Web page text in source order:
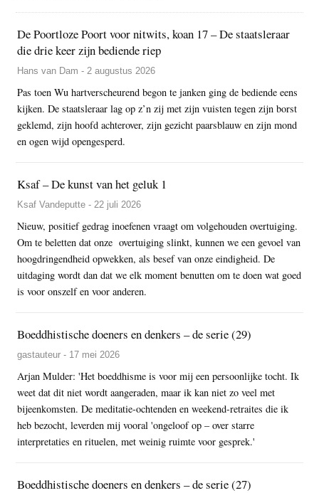
De Poortloze Poort voor nitwits, koan 17 – De staatsleraar
die drie keer zijn bediende riep
Hans van Dam - 2 augustus 2026
Pas toen Wu hartverscheurend begon te janken ging de bediende eens
kijken. De staatsleraar lag op z’n zij met zijn vuisten tegen zijn borst
geklemd, zijn hoofd achterover, zijn gezicht paarsblauw en zijn mond
en ogen wijd opengesperd.
Ksaf – De kunst van het geluk 1
Ksaf Vandeputte - 22 juli 2026
Nieuw, positief gedrag inoefenen vraagt om volgehouden overtuiging.
Om te beletten dat onze overtuiging slinkt, kunnen we een gevoel van
hoogdringendheid opwekken, als besef van onze eindigheid. De
uitdaging wordt dan dat we elk moment benutten om te doen wat goed
is voor onszelf en voor anderen.
Boeddhistische doeners en denkers – de serie (29)
gastauteur - 17 mei 2026
Arjan Mulder: 'Het boeddhisme is voor mij een persoonlijke tocht. Ik
weet dat dit niet wordt aangeraden, maar ik kan niet zo veel met
bijeenkomsten. De meditatie-ochtenden en weekend-retraites die ik
heb bezocht, leverden mij vooral 'ongeloof op – over starre
interpretaties en rituelen, met weinig ruimte voor gesprek.'
Boeddhistische doeners en denkers – de serie (27)